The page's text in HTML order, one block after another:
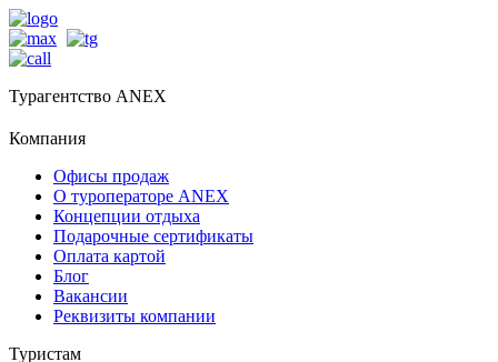
Турагентство ANEX
Компания
Офисы продаж
О туроператоре ANEX
Концепции отдыха
Подарочные сертификаты
Оплата картой
Блог
Вакансии
Реквизиты компании
Туристам